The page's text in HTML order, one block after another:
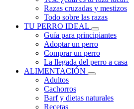
Razas cruzadas y mestizos
Todo sobre las razas
TU PERRO IDEAL
Guía para principiantes
Adoptar un perro
Comprar un perro
La llegada del perro a casa
ALIMENTACIÓN
Adultos
Cachorros
Barf y dietas naturales
Recetas